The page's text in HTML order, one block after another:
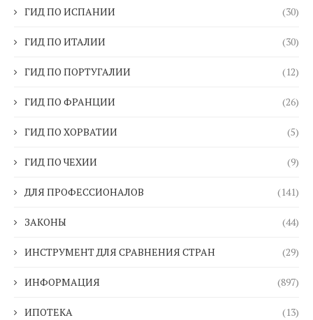
ГИД ПО ИСПАНИИ (30)
ГИД ПО ИТАЛИИ (30)
ГИД ПО ПОРТУГАЛИИ (12)
ГИД ПО ФРАНЦИИ (26)
ГИД ПО ХОРВАТИИ (5)
ГИД ПО ЧЕХИИ (9)
ДЛЯ ПРОФЕССИОНАЛОВ (141)
ЗАКОНЫ (44)
ИНСТРУМЕНТ ДЛЯ СРАВНЕНИЯ СТРАН (29)
ИНФОРМАЦИЯ (897)
ИПОТЕКА (13)